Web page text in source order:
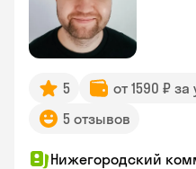
5 от 1590 ₽ за
5 отзывов
Нижегородский